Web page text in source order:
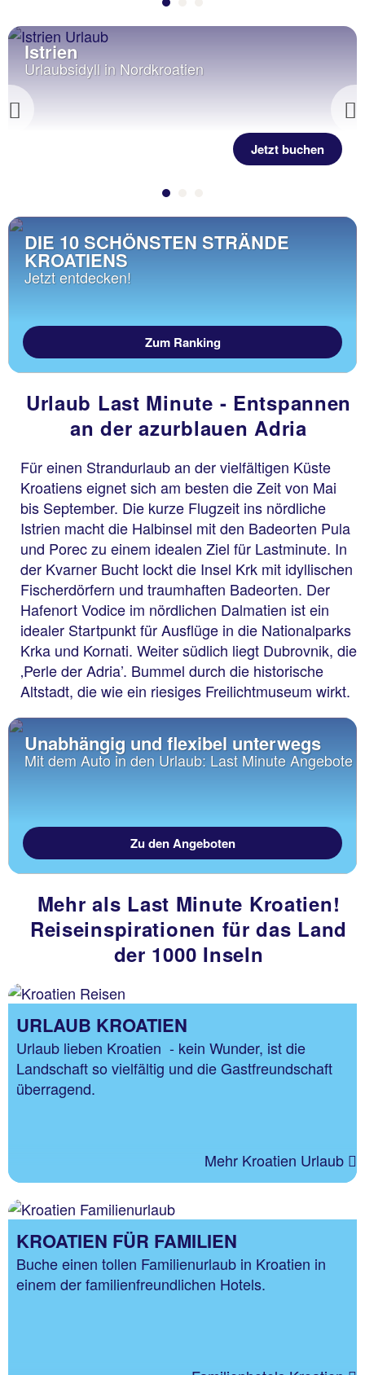
Previous
Istrien
Urlaubsidyll in Nordkroatien
Jetzt buchen
DIE 10 SCHÖNSTEN STRÄNDE
KROATIENS
Jetzt entdecken!
Zum Ranking
Urlaub Last Minute - Entspannen
an der azurblauen Adria
Für einen Strandurlaub an der vielfältigen Küste
Kroatiens eignet sich am besten die Zeit von Mai
bis September. Die kurze Flugzeit ins nördliche
Istrien macht die Halbinsel mit den Badeorten Pula
und Porec zu einem idealen Ziel für Lastminute. In
der Kvarner Bucht lockt die Insel Krk mit idyllischen
Fischerdörfern und traumhaften Badeorten. Der
Hafenort Vodice im nördlichen Dalmatien ist ein
idealer Startpunkt für Ausflüge in die Nationalparks
Krka und Kornati. Weiter südlich liegt Dubrovnik, die
‚Perle der Adria’. Bummel durch die historische
Altstadt, die wie ein riesiges Freilichtmuseum wirkt.
Unabhängig und flexibel unterwegs
Mit dem Auto in den Urlaub: Last Minute Angebote
Zu den Angeboten
Mehr als Last Minute Kroatien!
Reiseinspirationen für das Land
der 1000 Inseln
URLAUB KROATIEN
Urlaub lieben Kroatien - kein Wunder, ist die
Landschaft so vielfältig und die Gastfreundschaft
überragend.
Mehr Kroatien Urlaub
KROATIEN FÜR FAMILIEN
Buche einen tollen Familienurlaub in Kroatien in
einem der familienfreundlichen Hotels.